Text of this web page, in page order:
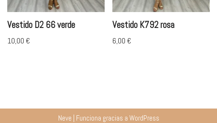
Vestido D2 66 verde
10,00 €
Vestido K792 rosa
6,00 €
Neve | Funciona gracias a WordPress